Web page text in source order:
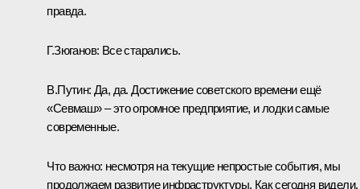
правда.
Г.Зюганов: Все старались.
В.Путин: Да, да. Достижение советского времени ещё
«Севмаш» – это огромное предприятие, и лодки самые
современные.
Что важно: несмотря на текущие непростые события, мы
продолжаем развитие инфраструктуры. Как сегодня видели,